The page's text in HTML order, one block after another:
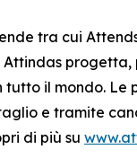
tra cui
il mondo. Le
e tramite
di più su